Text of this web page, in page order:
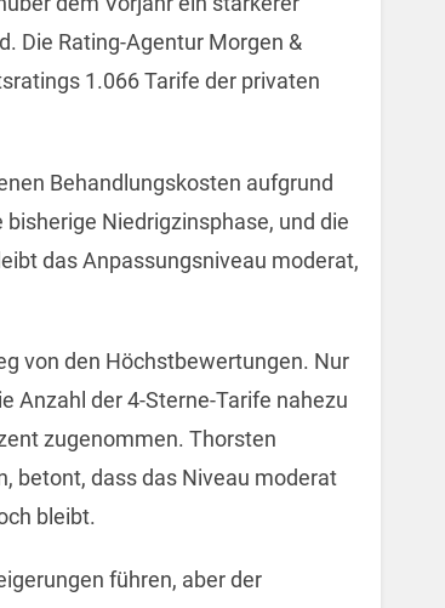
Die Rating-Agentur Morgen &
1.066 Tarife der privaten
Behandlungskosten aufgrund
Niedrigzinsphase, und die
das Anpassungsniveau moderat,
von den Höchstbewertungen. Nur
Anzahl der 4-Sterne-Tarife nahezu
zugenommen. Thorsten
betont, dass das Niveau moderat
bleibt.
führen, aber der